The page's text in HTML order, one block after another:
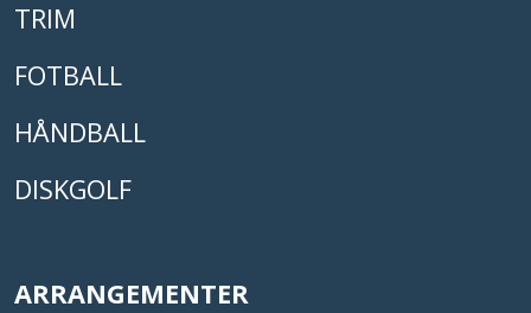
TRIM
FOTBALL
HÅNDBALL
DISKGOLF
ARRANGEMENTER